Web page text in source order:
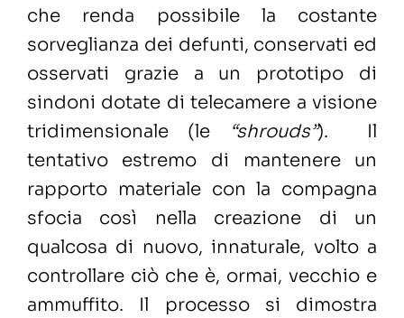
che renda possibile la costante
sorveglianza dei defunti, conservati ed
osservati grazie a un prototipo di
sindoni dotate di telecamere a visione
tridimensionale (le
“shrouds”). Il
tentativo estremo di mantenere un
rapporto materiale con la compagna
sfocia così nella creazione di un
qualcosa di nuovo, innaturale, volto a
controllare ciò che è, ormai, vecchio e
ammuffito. Il processo si dimostra